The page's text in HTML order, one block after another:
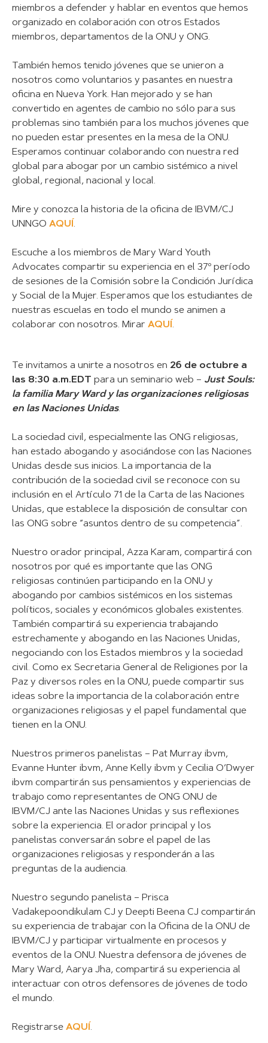
miembros a defender y hablar en eventos que hemos
organizado en colaboración con otros Estados
miembros, departamentos de la ONU y ONG.
También hemos tenido jóvenes que se unieron a
nosotros como voluntarios y pasantes en nuestra
oficina en Nueva York. Han mejorado y se han
convertido en agentes de cambio no sólo para sus
problemas sino también para los muchos jóvenes que
no pueden estar presentes en la mesa de la ONU.
Esperamos continuar colaborando con nuestra red
global para abogar por un cambio sistémico a nivel
global, regional, nacional y local.
Mire y conozca la historia de la oficina de IBVM/CJ
UNNGO AQUÍ.
Escuche a los miembros de Mary Ward Youth
Advocates compartir su experiencia en el 37º período
de sesiones de la Comisión sobre la Condición Jurídica
y Social de la Mujer. Esperamos que los estudiantes de
nuestras escuelas en todo el mundo se animen a
colaborar con nosotros. Mirar AQUÍ.
Te invitamos a unirte a nosotros en 26 de octubre a
las 8:30 a.m.EDT para un seminario web – Just Souls:
la familia Mary Ward y las organizaciones religiosas
en las Naciones Unidas.
La sociedad civil, especialmente las ONG religiosas,
han estado abogando y asociándose con las Naciones
Unidas desde sus inicios. La importancia de la
contribución de la sociedad civil se reconoce con su
inclusión en el Artículo 71 de la Carta de las Naciones
Unidas, que establece la disposición de consultar con
las ONG sobre “asuntos dentro de su competencia”.
Nuestro orador principal, Azza Karam, compartirá con
nosotros por qué es importante que las ONG
religiosas continúen participando en la ONU y
abogando por cambios sistémicos en los sistemas
políticos, sociales y económicos globales existentes.
También compartirá su experiencia trabajando
estrechamente y abogando en las Naciones Unidas,
negociando con los Estados miembros y la sociedad
civil. Como ex Secretaria General de Religiones por la
Paz y diversos roles en la ONU, puede compartir sus
ideas sobre la importancia de la colaboración entre
organizaciones religiosas y el papel fundamental que
tienen en la ONU.
Nuestros primeros panelistas – Pat Murray ibvm,
Evanne Hunter ibvm, Anne Kelly ibvm y Cecilia O’Dwyer
ibvm compartirán sus pensamientos y experiencias de
trabajo como representantes de ONG ONU de
IBVM/CJ ante las Naciones Unidas y sus reflexiones
sobre la experiencia. El orador principal y los
panelistas conversarán sobre el papel de las
organizaciones religiosas y responderán a las
preguntas de la audiencia.
Nuestro segundo panelista – Prisca
Vadakepoondikulam CJ y Deepti Beena CJ compartirán
su experiencia de trabajar con la Oficina de la ONU de
IBVM/CJ y participar virtualmente en procesos y
eventos de la ONU. Nuestra defensora de jóvenes de
Mary Ward, Aarya Jha, compartirá su experiencia al
interactuar con otros defensores de jóvenes de todo
el mundo.
Registrarse AQUÍ.